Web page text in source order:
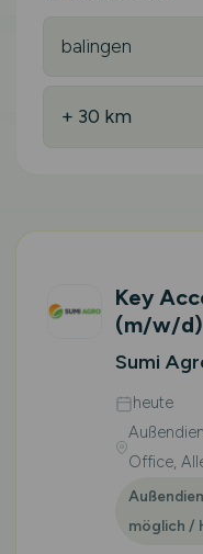
Key
(m/w/d)
Sumi
heute
Office,
möglich /